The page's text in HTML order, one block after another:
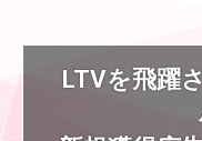
LTVを飛躍